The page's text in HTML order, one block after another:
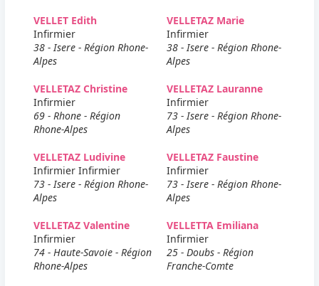
VELLET Edith
Infirmier
38 - Isere - Région Rhone-
Alpes
VELLETAZ Marie
Infirmier
38 - Isere - Région Rhone-
Alpes
VELLETAZ Christine
Infirmier
69 - Rhone - Région
Rhone-Alpes
VELLETAZ Lauranne
Infirmier
73 - Isere - Région Rhone-
Alpes
VELLETAZ Ludivine
Infirmier Infirmier
73 - Isere - Région Rhone-
Alpes
VELLETAZ Faustine
Infirmier
73 - Isere - Région Rhone-
Alpes
VELLETAZ Valentine
Infirmier
74 - Haute-Savoie - Région
Rhone-Alpes
VELLETTA Emiliana
Infirmier
25 - Doubs - Région
Franche-Comte